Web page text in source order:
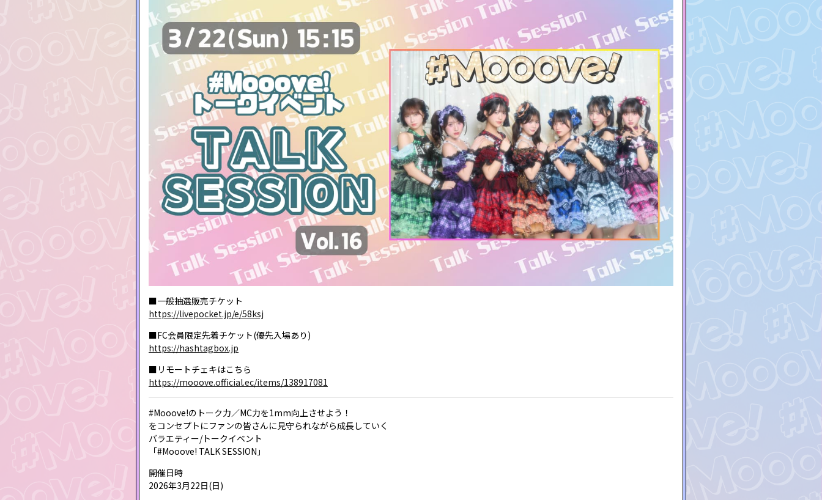
■一般抽選販売チケット
https://livepocket.jp/e/58ksj
■FC会員限定先着チケット(優先入場あり)
https://hashtagbox.jp
■リモートチェキはこちら
https://mooove.official.ec/items/138917081
#Mooove!のトーク力／MC力を1mm向上させよう！
をコンセプトにファンの皆さんに見守られながら成長していく
バラエティー/トークイベント
「#Mooove! TALK SESSION」
開催日時
2026年3月22日(日)